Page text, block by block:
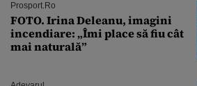
Prosport.ro
FOTO. Irina Deleanu, imagini
incendiare: „Îmi place să fiu cât
mai naturală”